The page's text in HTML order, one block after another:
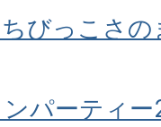
びっこさ
パーティ